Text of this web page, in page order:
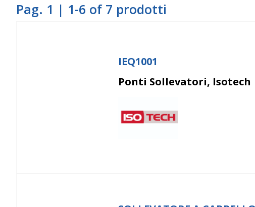
Pag. 1 | 1-6 of 7 prodotti
IEQ1001
Ponti Sollevatori, Isotech